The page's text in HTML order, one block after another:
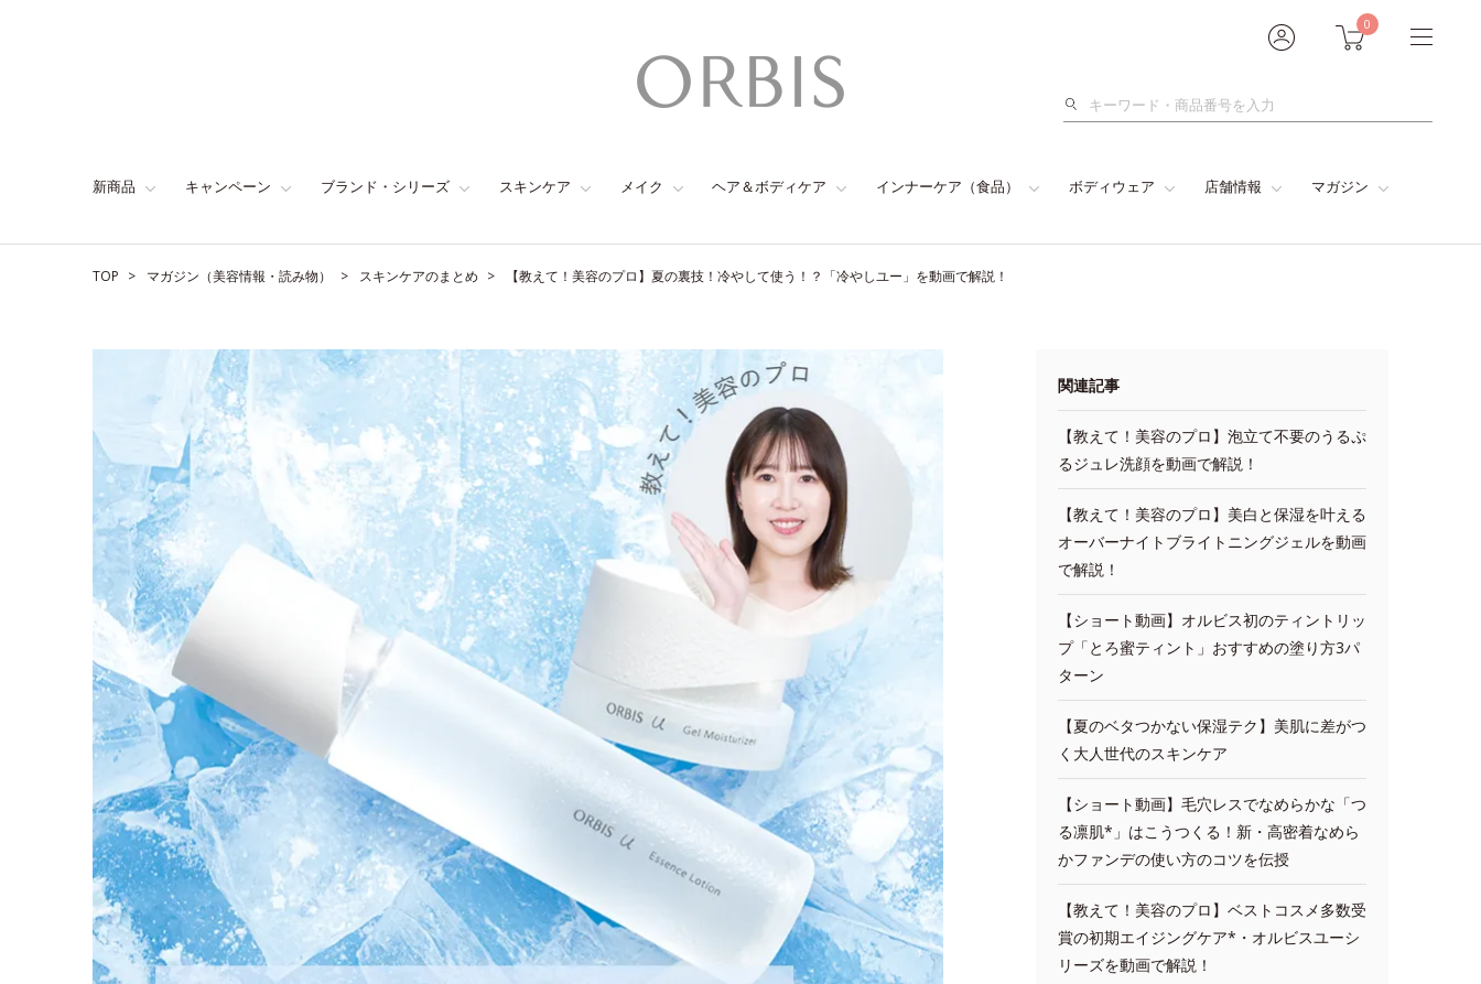
0
検
新商品 キャンペーン ブランド・シリーズ スキンケア メイク ヘア＆ボディケア インナーケア（食品） ボディウェア 店舗情報 マガジン
TOP マガジン（美容情報・読み物） スキンケアのまとめ 【教えて！美容のプロ】夏の裏技！冷やして使う！？「冷やしユー」を動画で解説！
関連記事
【教えて！美容のプロ】泡立て不要のうるぷ
るジュレ洗顔を動画で解説！
【教えて！美容のプロ】美白と保湿を叶える
オーバーナイトブライトニングジェルを動画
で解説！
【ショート動画】オルビス初のティントリッ
プ「とろ蜜ティント」おすすめの塗り方3パ
ターン
【夏のベタつかない保湿テク】美肌に差がつ
く大人世代のスキンケア
【ショート動画】毛穴レスでなめらかな「つ
る凛肌*」はこうつくる！新・高密着なめら
かファンデの使い方のコツを伝授
【教えて！美容のプロ】ベストコスメ多数受
賞の初期エイジングケア*・オルビスユーシ
リーズを動画で解説！